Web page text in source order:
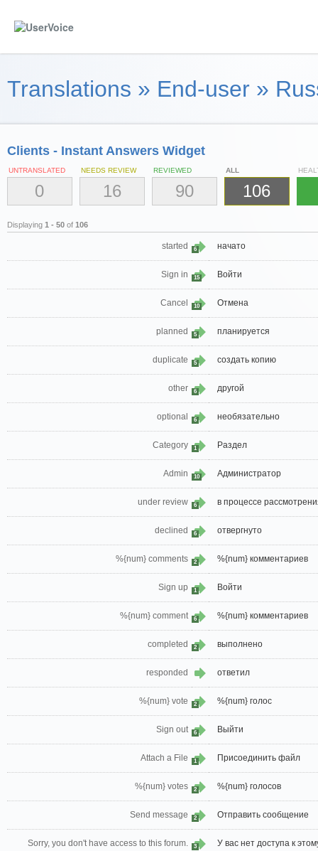
Translations » End-user »
Clients - Instant Answers Widget
UNTRANSLATED
0
NEEDS REVIEW
16
REVIEWED
90
ALL
106
Displaying 1 - 50 of 106
started 6 начато
Sign in 15 Войти
Cancel 10 Отмена
planned 5 планируется
duplicate 5 создать копию
other 6 другой
optional 6 необязательно
Category 1 Раздел
Admin 10 Администратор
under review 6 в процессе
declined 6 отвергнуто
%{num} comments 2 %{num} комментариев
Sign up 1 Войти
%{num} comment 6 %{num} комментариев
completed 2 выполнено
responded ответил
%{num} vote 2 %{num} голос
Sign out 6 Выйти
Attach a File 1 Присоединить файл
%{num} votes 2 %{num} голосов
Send message 2 Отправить сообщение
Sorry, you don't have access to this forum. 3 У вас нет доступа к